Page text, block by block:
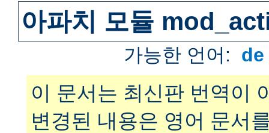
아파치 모듈
가능한 언어:
이 문서는 최신판 번역이
변경된 내용은 영어 문서